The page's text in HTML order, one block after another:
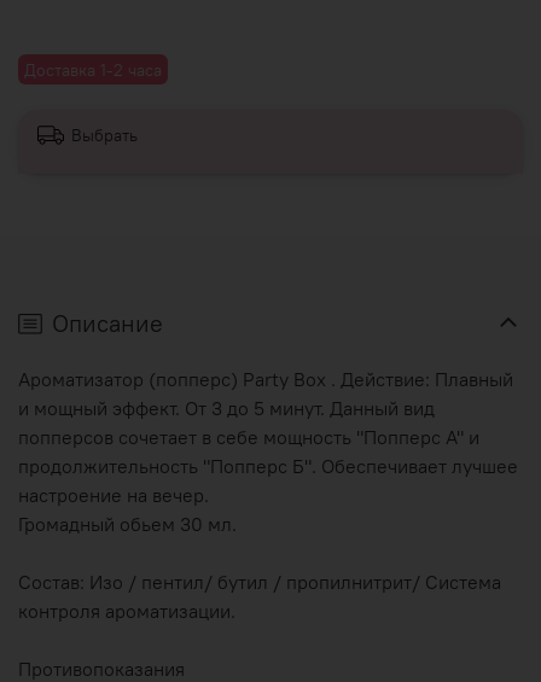
Доставка 1-2 часа
Выбрать
Описание
Ароматизатор (попперс) Party Box . Действие: Плавный
и мощный эффект. От 3 до 5 минут. Данный вид
попперсов сочетает в себе мощность "Попперс А" и
продолжительность "Попперс Б". Обеспечивает лучшее
настроение на вечер.
Громадный обьем 30 мл.
Состав: Изо / пентил/ бутил / пропилнитрит/ Система
контроля ароматизации.
Противопоказания